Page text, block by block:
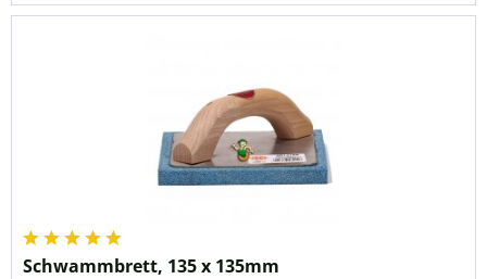
Schwammbrett, 135 x 135mm